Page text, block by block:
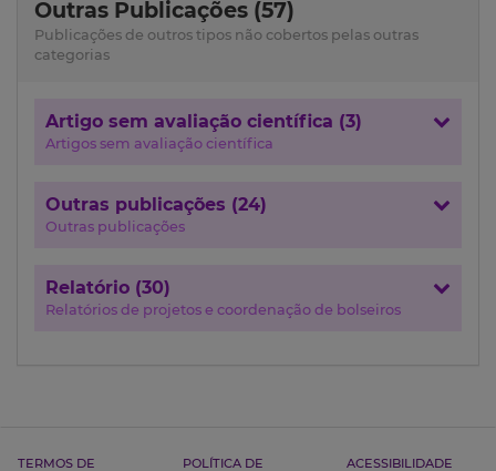
Outras Publicações (57)
Publicações de outros tipos não cobertos pelas outras
categorias
Artigo sem avaliação científica (3)
Artigos sem avaliação científica
Outras publicações (24)
Outras publicações
Relatório (30)
Relatórios de projetos e coordenação de bolseiros
TERMOS DE POLÍTICA DE ACESSIBILIDADE